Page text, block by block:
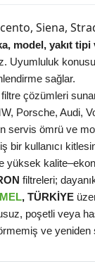
Siena,
model, yakıt
Uyumluluk
sağlar.
çözümleri
Porsche, Audi,
ömrü ve
bir kullanıcı
yüksek
filtreleri;
, TÜRKİYE
poşetli veya
ve